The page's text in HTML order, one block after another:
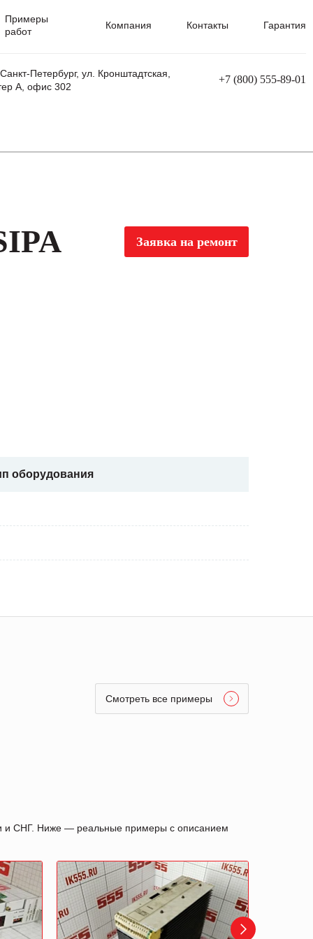
Примеры
работ
Компания Контакты Гарантия
Петербург, ул. Кронштадтская,
А, офис 302
+7 (800) 555-89-01
Заявка на ремонт
оборудования
Смотреть все примеры
и СНГ. Ниже — реальные примеры с описанием